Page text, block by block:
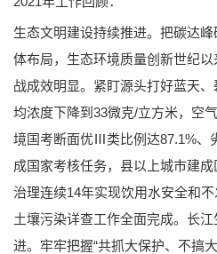
生态文明建设持续推进。把碳达
体布局，生态环境质量创新世纪
战成效明显。紧盯源头打好蓝天
均浓度下降到33微克/立方米，空
境国考断面优Ⅲ类比例达87.1%
成国家考核任务，县以上城市建
治理连续14年实现饮用水安全和不
土壤污染详查工作全面完成。长
进。牢牢把握“共抓大保护、不搞